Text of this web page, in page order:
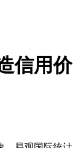
信用价